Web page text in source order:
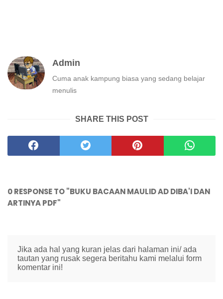
Admin
Cuma anak kampung biasa yang sedang belajar
menulis
SHARE THIS POST
0 RESPONSE TO "BUKU BACAAN MAULID AD DIBA'I DAN
ARTINYA PDF"
Jika ada hal yang kuran jelas dari halaman ini/ ada
tautan yang rusak segera beritahu kami melalui form
komentar ini!